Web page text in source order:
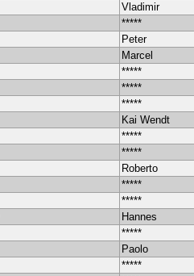
Vladimir
*****
Peter
Marcel
*****
*****
*****
Kai Wendt
*****
*****
Roberto
*****
*****
Hannes
*****
Paolo
*****